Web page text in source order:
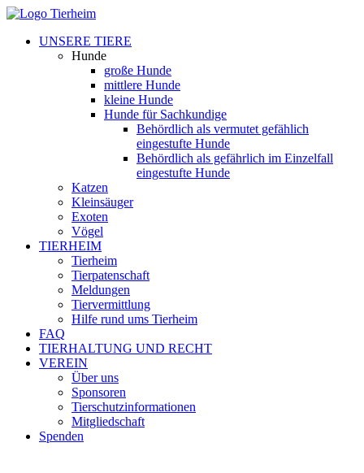
UNSERE TIERE
Hunde
große Hunde
mittlere Hunde
kleine Hunde
Hunde für Sachkundige
Behördlich als vermutet gefählich
eingestufte Hunde
Behördlich als gefährlich im Einzelfall
eingestufte Hunde
Katzen
Kleinsäuger
Exoten
Vögel
TIERHEIM
Tierheim
Tierpatenschaft
Meldungen
Tiervermittlung
Hilfe rund ums Tierheim
FAQ
TIERHALTUNG UND RECHT
VEREIN
Über uns
Sponsoren
Tierschutzinformationen
Mitgliedschaft
Spenden